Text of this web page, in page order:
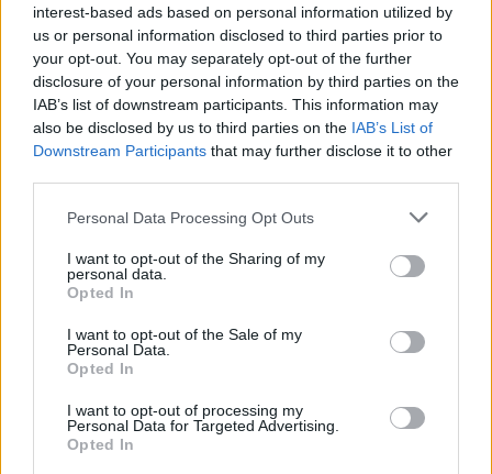
interest-based ads based on personal information utilized by
us or personal information disclosed to third parties prior to
your opt-out. You may separately opt-out of the further
disclosure of your personal information by third parties on the
IAB’s list of downstream participants. This information may
also be disclosed by us to third parties on the IAB’s List of
Downstream Participants that may further disclose it to other
Personal Data Processing Opt Outs
I want to opt-out of the Sharing of my
personal data.
Opted In
I want to opt-out of the Sale of my
Personal Data.
Opted In
I want to opt-out of processing my
Personal Data for Targeted Advertising.
Opted In
Classic
Riepilogo stagione
Titolare 27 - 93
Squalificato 0 - 0%